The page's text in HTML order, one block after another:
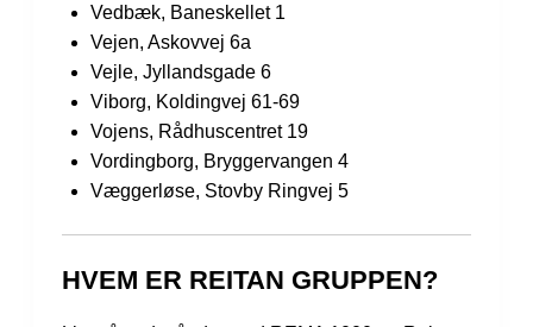
Vedbæk, Baneskellet 1
Vejen, Askovvej 6a
Vejle, Jyllandsgade 6
Viborg, Koldingvej 61-69
Vojens, Rådhuscentret 19
Vordingborg, Bryggervangen 4
Væggerløse, Stovby Ringvej 5
HVEM ER REITAN GRUPPEN?